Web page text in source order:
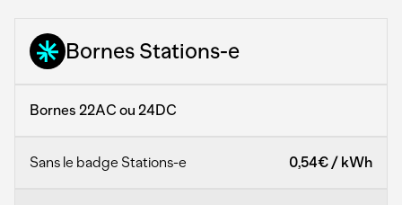
Bornes Stations-e
Bornes 22AC ou 24DC
0,54€ / kWh